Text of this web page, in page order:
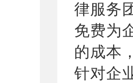
律服务
免费为
的成本
针对企